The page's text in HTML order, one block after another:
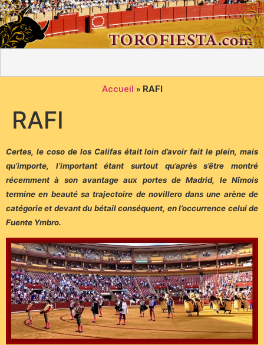
Accueil » RAFI
RAFI
Certes, le coso de los Califas était loin d’avoir fait le plein, mais
qu’importe, l’important étant surtout qu’après s’être montré
récemment à son avantage aux portes de Madrid, le Nîmois
termine en beauté sa trajectoire de novillero dans une arène de
catégorie et devant du bétail conséquent, en l’occurrence celui de
Fuente Ymbro.